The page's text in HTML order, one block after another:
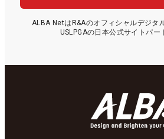
ALBA NetはR&Aのオフィシャルデジタ
USLPGAの日本公式サイトパー